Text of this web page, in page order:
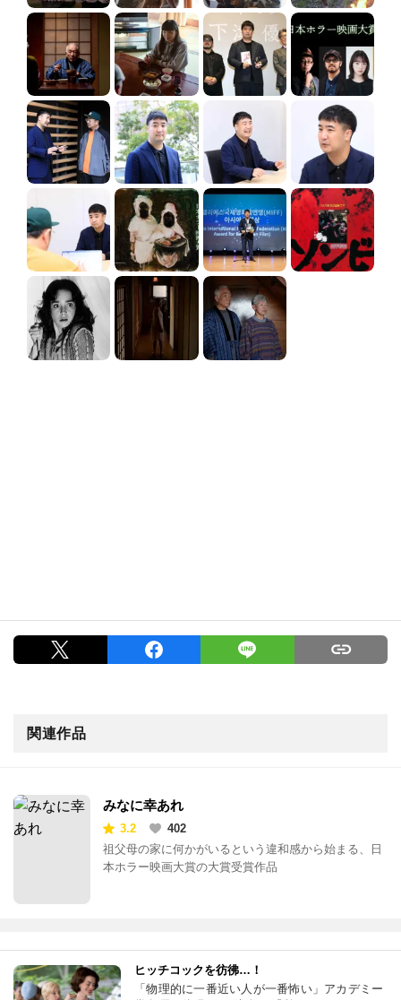
関連作品
みなに幸あれ
3.2
402
祖父母の家に何かがいるという違和感から始まる、日
本ホラー映画大賞の大賞受賞作品
ヒッチコックを彷彿…！
「物理的に一番近い人が一番怖い」アカデミー